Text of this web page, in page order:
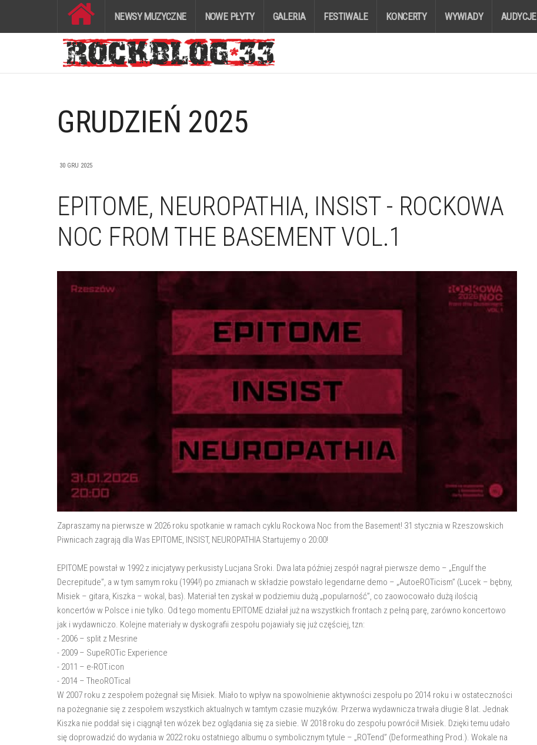
NEWSY MUZYCZNE NOWE PŁYTY GALERIA FESTIWALE KONCERTY WYWIADY AUDYCJE
GRUDZIEŃ 2025
30 GRU 2025
EPITOME, NEUROPATHIA, INSIST - ROCKOWA
NOC FROM THE BASEMENT VOL.1
Zapraszamy na pierwsze w 2026 roku spotkanie w ramach cyklu Rockowa Noc from the Basement! 31 stycznia w Rzeszowskich
Piwnicach zagrają dla Was EPITOME, INSIST, NEUROPATHIA Startujemy o 20:00!
EPITOME powstał w 1992 z inicjatywy perkusisty Lucjana Sroki. Dwa lata później zespół nagrał pierwsze demo – „Engulf the
Decrepitude”, a w tym samym roku (1994!) po zmianach w składzie powstało legendarne demo – „AutoeROTicism” (Lucek – bębny,
Misiek – gitara, Kiszka – wokal, bas). Materiał ten zyskał w podziemiu dużą „popularność”, co zaowocowało dużą ilością
koncertów w Polsce i nie tylko. Od tego momentu EPITOME działał już na wszystkich frontach z pełną parę, zarówno koncertowo
jak i wydawniczo. Kolejne materiały w dyskografii zespołu pojawiały się już częściej, tzn:
- 2006 – split z Mesrine
- 2009 – SupeROTic Experience
- 2011 – e-ROT.icon
- 2014 – TheoROTical
W 2007 roku z zespołem pożegnał się Misiek. Miało to wpływ na spowolnienie aktywności zespołu po 2014 roku i w ostateczności
na pożegnanie się z zespołem wszystkich aktualnych w tamtym czasie muzyków. Przerwa wydawnicza trwała długie 8 lat. Jednak
Kiszka nie poddał się i ciągnął ten wózek bez oglądania się za siebie. W 2018 roku do zespołu powrócił Misiek. Dzięki temu udało
się doprowadzić do wydania w 2022 roku ostatniego albumu o symbolicznym tytule – „ROTend” (Deformeathing Prod.). Wokale na